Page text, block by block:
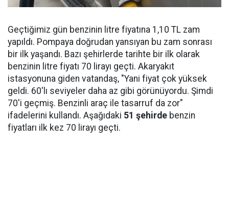
Geçtiğimiz gün benzinin litre fiyatına 1,10 TL zam
yapıldı. Pompaya doğrudan yansıyan bu zam sonrası
bir ilk yaşandı. Bazı şehirlerde tarihte bir ilk olarak
benzinin litre fiyatı 70 lirayı geçti. Akaryakıt
istasyonuna giden vatandaş, "Yani fiyat çok yüksek
geldi. 60'lı seviyeler daha az gibi görünüyordu. Şimdi
70'i geçmiş. Benzinli araç ile tasarruf da zor"
ifadelerini kullandı. Aşağıdaki 51 şehirde benzin
fiyatları ilk kez 70 lirayı geçti.